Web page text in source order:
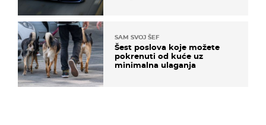
SAM SVOJ ŠEF
Šest poslova koje možete
pokrenuti od kuće uz
minimalna ulaganja